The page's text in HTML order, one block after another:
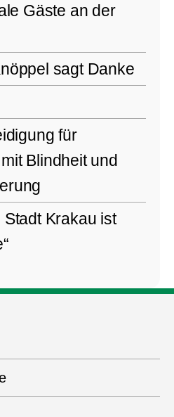
Gäste an der
sagt Danke
für
Blindheit und
Stadt Krakau ist